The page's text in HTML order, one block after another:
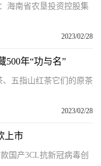
海南省农垦投资控股集
2023/02/28
500年“功与名”
五指山红茶它们的原茶
2023/02/28
上市
国产3CL抗新冠病毒创